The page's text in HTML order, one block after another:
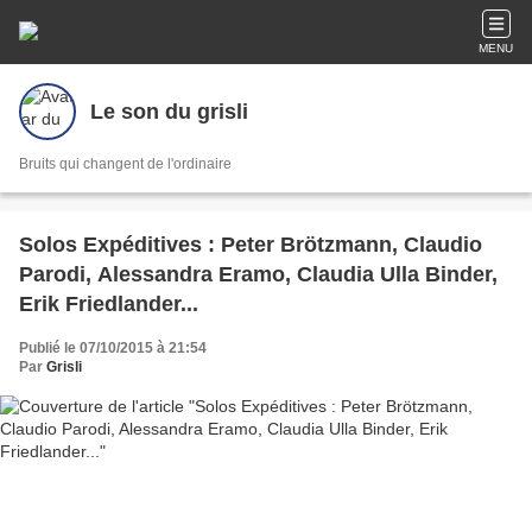
MENU
Le son du grisli
Bruits qui changent de l'ordinaire
Solos Expéditives : Peter Brötzmann, Claudio
Parodi, Alessandra Eramo, Claudia Ulla Binder,
Erik Friedlander...
Publié le 07/10/2015 à 21:54
Par Grisli